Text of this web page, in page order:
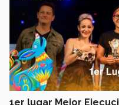
1er lugar Mejor